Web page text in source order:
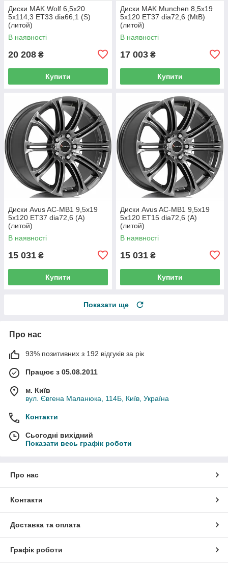
Диски MAK Wolf 6,5x20
5x114,3 ET33 dia66,1 (S)
(литой)
В наявності
20 208 ₴
Купити
Диски MAK Munchen 8,5x19
5x120 ET37 dia72,6 (MtB)
(литой)
В наявності
17 003 ₴
Купити
Диски Avus AC-MB1 9,5x19
5x120 ET37 dia72,6 (A)
(литой)
В наявності
15 031 ₴
Купити
Диски Avus AC-MB1 9,5x19
5x120 ET15 dia72,6 (A)
(литой)
В наявності
15 031 ₴
Купити
Показати ще
Про нас
93% позитивних з 192 відгуків за рік
Працює з 05.08.2011
м. Київ
вул. Євгена Маланюка, 114Б, Київ, Україна
Контакти
Сьогодні вихідний
Показати весь графік роботи
Про нас
Контакти
Доставка та оплата
Графік роботи